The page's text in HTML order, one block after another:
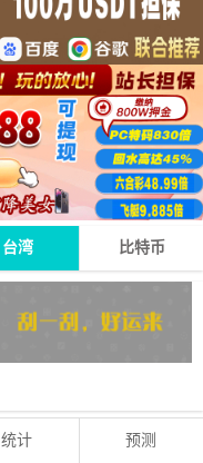
台湾 比特币
3 + 0 + 1 = 04
号码
统计 预测